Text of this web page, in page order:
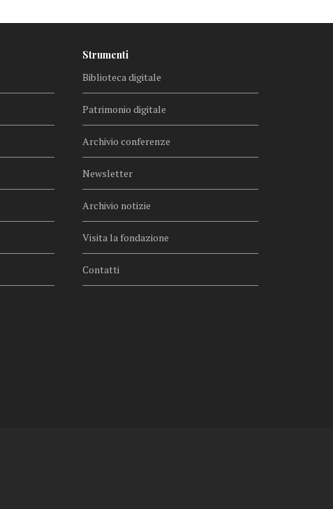
Strumenti
Biblioteca digitale
Patrimonio digitale
Archivio conferenze
Newsletter
Archivio notizie
Visita la fondazione
Contatti